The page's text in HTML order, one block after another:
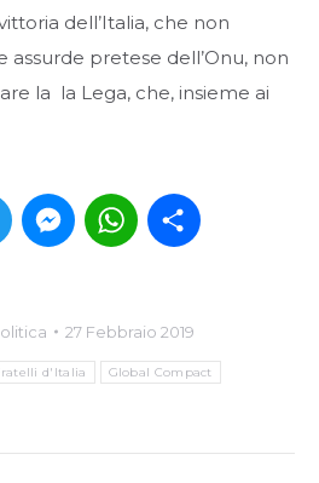
dell’Italia, che non
pretese dell’Onu, non
la la Lega, che, insieme ai
Twitter MessengerWhatsApp
27 Febbraio 2019
d'Italia Global Compact